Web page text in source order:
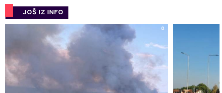
JOŠ IZ INFO
0